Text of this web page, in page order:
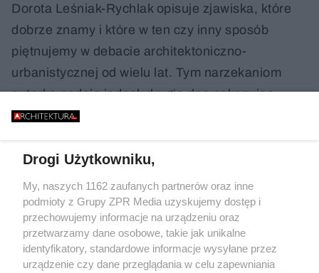
Dorota Leśniak-Rychlak opisuje zjawiska, które
dobrze znamy i które w ten czy inny sposób
piętnujemy w debacie architektoniczno-
urbanistycznej od wielu lat. Tym narzekaniom
autorka nadaje jednak drugie dno pokazując
polskie niedomagania przestrzenne w szerszym,
domki z ogródkiem łączy z transformacją
ustrojową, osiedla grodzone z utowarowieniem, a
estetyczne słabości z podziałami klasowymi.
Takie spojrzenie, jest mi bardzo bliskie. Uważam,
że nie należy zajmować się krytyką zjawisk
przestrzennych, nawet tych, które ewidentnie na
Drogi Użytkowniku,
My, naszych 1162 zaufanych partnerów oraz inne
podmioty z Grupy ZPR Media uzyskujemy dostęp i
przechowujemy informacje na urządzeniu oraz
przetwarzamy dane osobowe, takie jak unikalne
identyfikatory, standardowe informacje wysyłane przez
urządzenie czy dane przeglądania w celu zapewniania